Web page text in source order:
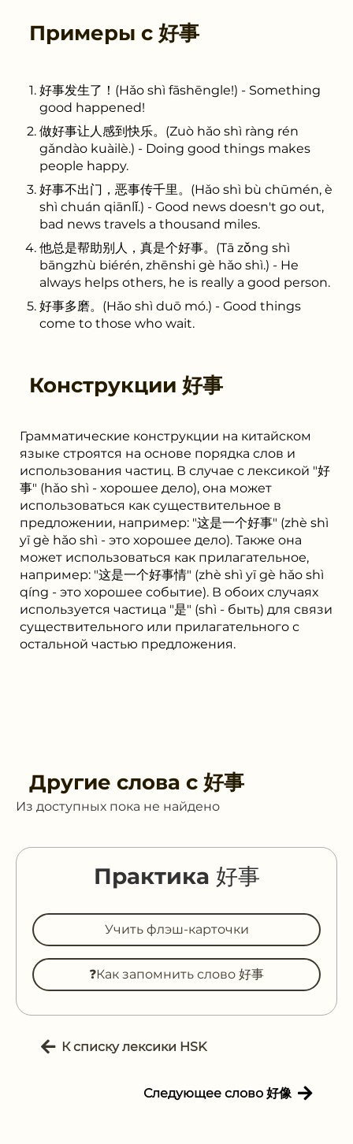
Примеры с 好事
好事发生了！(Hǎo shì fāshēngle!) - Something
good happened!
做好事让人感到快乐。(Zuò hǎo shì ràng rén
gǎndào kuàilè.) - Doing good things makes
people happy.
好事不出门，恶事传千里。(Hǎo shì bù chūmén, è
shì chuán qiānlǐ.) - Good news doesn't go out,
bad news travels a thousand miles.
他总是帮助别人，真是个好事。(Tā zǒng shì
bāngzhù biérén, zhēnshi gè hǎo shì.) - He
always helps others, he is really a good person.
好事多磨。(Hǎo shì duō mó.) - Good things
come to those who wait.
Конструкции 好事
Грамматические конструкции на китайском
языке строятся на основе порядка слов и
использования частиц. В случае с лексикой "好
事" (hǎo shì - хорошее дело), она может
использоваться как существительное в
предложении, например: "这是一个好事" (zhè shì
yī gè hǎo shì - это хорошее дело). Также она
может использоваться как прилагательное,
например: "这是一个好事情" (zhè shì yī gè hǎo shì
qíng - это хорошее событие). В обоих случаях
используется частица "是" (shì - быть) для связи
существительного или прилагательного с
остальной частью предложения.
Другие слова с 好事
Из доступных пока не найдено
Практика 好事
Учить флэш-карточки
❓Как запомнить слово 好事
К списку лексики HSK
Следующее слово 好像